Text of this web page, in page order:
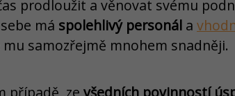
prodloužit a věnovat svému
má spolehlivý personál a
mu samozřejmě mnohem snadněji.
případě, ze všedních povinností